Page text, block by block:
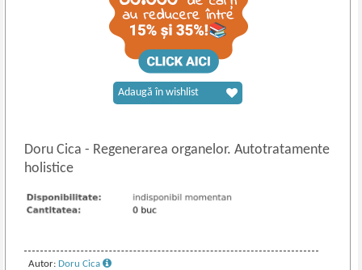
Doru Cica- Regenerarea organelor. Autotratamente
holistice
Autor:Doru Cica
Adaugă în wishlist